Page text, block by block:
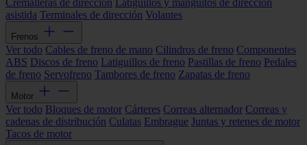
asistida Terminales de dirección Volantes
Frenos
Ver todo Cables de freno de mano Cilindros de freno Componentes
ABS Discos de freno Latiguillos de freno Pastillas de freno Pedales
de freno Servofreno Tambores de freno Zapatas de freno
Motor
Ver todo Bloques de motor Cárteres Correas alternador Correas y
cadenas de distribución Culatas Embrague Juntas y retenes de motor
Tacos de motor